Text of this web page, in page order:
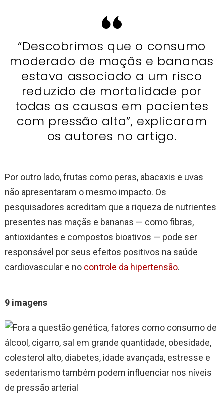
“Descobrimos que o consumo
moderado de maçãs e bananas
estava associado a um risco
reduzido de mortalidade por
todas as causas em pacientes
com pressão alta”, explicaram
os autores no artigo.
Por outro lado, frutas como peras, abacaxis e uvas
não apresentaram o mesmo impacto. Os
pesquisadores acreditam que a riqueza de nutrientes
presentes nas maçãs e bananas — como fibras,
antioxidantes e compostos bioativos — pode ser
responsável por seus efeitos positivos na saúde
cardiovascular e no controle da hipertensão.
9 imagens